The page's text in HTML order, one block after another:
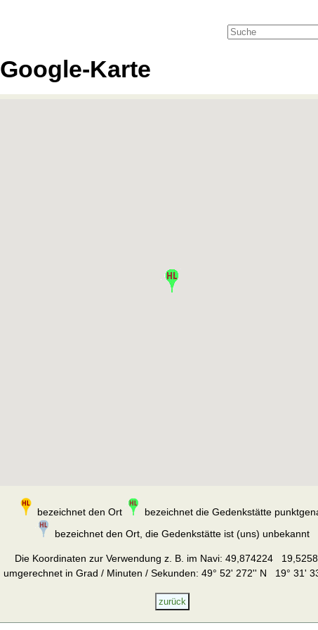
Google-Karte
bezeichnet den Ort
bezeichnet die Gedenkstätte
bezeichnet den Ort, die Gedenkstätte ist (uns) unbekannt
Die Koordinaten zur Verwendung z. B. im Navi: 49,874224
umgerechnet in Grad / Minuten / Sekunden: 49° 52' 272'' N 19° 31'